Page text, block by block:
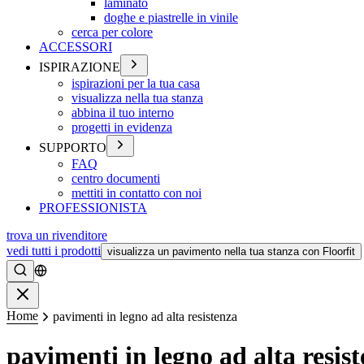
laminato
doghe e piastrelle in vinile
cerca per colore
ACCESSORI
ISPIRAZIONE
ispirazioni per la tua casa
visualizza nella tua stanza
abbina il tuo interno
progetti in evidenza
SUPPORTO
FAQ
centro documenti
mettiti in contatto con noi
PROFESSIONISTA
trova un rivenditore
vedi tutti i prodotti visualizza un pavimento nella tua stanza con Floorfit
Ricerca
Home pavimenti in legno ad alta resistenza
pavimenti in legno ad alta